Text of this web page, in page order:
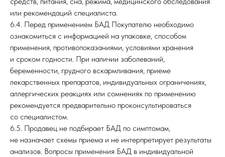
или рекомендаций специалиста.
6.4. Перед применением БАД Покупателю необходимо
ознакомиться с информацией на упаковке, способом
применения, противопоказаниями, условиями хранения
и сроком годности. При наличии заболеваний,
беременности, грудного вскармливания, приеме
лекарственных препаратов, индивидуальных ограничениях,
аллергических реакциях или сомнениях по применению
рекомендуется предварительно проконсультироваться
со специалистом.
6.5. Продавец не подбирает БАД по симптомам,
не назначает схемы приема и не интерпретирует результаты
анализов. Вопросы применения БАД в индивидуальной